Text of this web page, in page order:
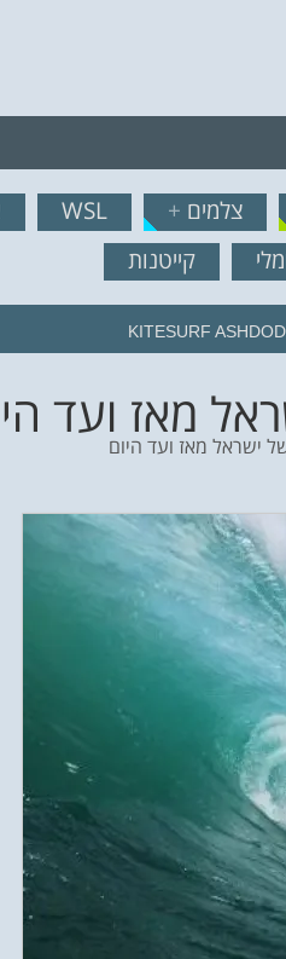
לרשימת תפוצה!
צלמים +
WSL
קייטנות
מאז ועד היום
ישראל מאז ועד היום